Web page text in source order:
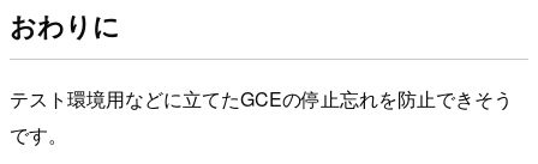
おわりに
テスト環境用などに立てたGCEの停止忘れを防止できそう
です。